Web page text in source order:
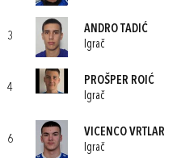
3
ANDRO TADIĆ
Igrač
4
PROŠPER ROIĆ
Igrač
6
VICENCO VRTLAR
Igrač